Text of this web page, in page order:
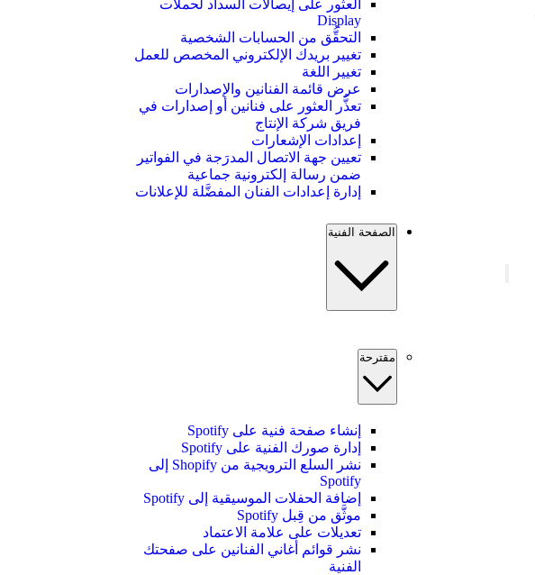
العثور على إيصالات السداد لحملات
Display
التحقُّق من الحسابات الشخصية
تغيير بريدك الإلكتروني المخصص للعمل
تغيير اللغة
عرض قائمة الفنانين والإصدارات
تعذُّر العثور على فنانين أو إصدارات في
فريق شركة الإنتاج
إعدادات الإشعارات
تعيين جهة الاتصال المدرَجة في الفواتير
ضمن رسالة إلكترونية جماعية
إدارة إعدادات الفنان المفضَّلة للإعلانات
الصفحة الفنية
مقترحة
إنشاء صفحة فنية على Spotify
إدارة صورك الفنية على Spotify
نشر السلع الترويجية من Shopify إلى
Spotify
إضافة الحفلات الموسيقية إلى Spotify
موثَّق من قِبل Spotify
تعديلات على علامة الاعتماد
نشر قوائم أغاني الفنانين على صفحتك
الفنية